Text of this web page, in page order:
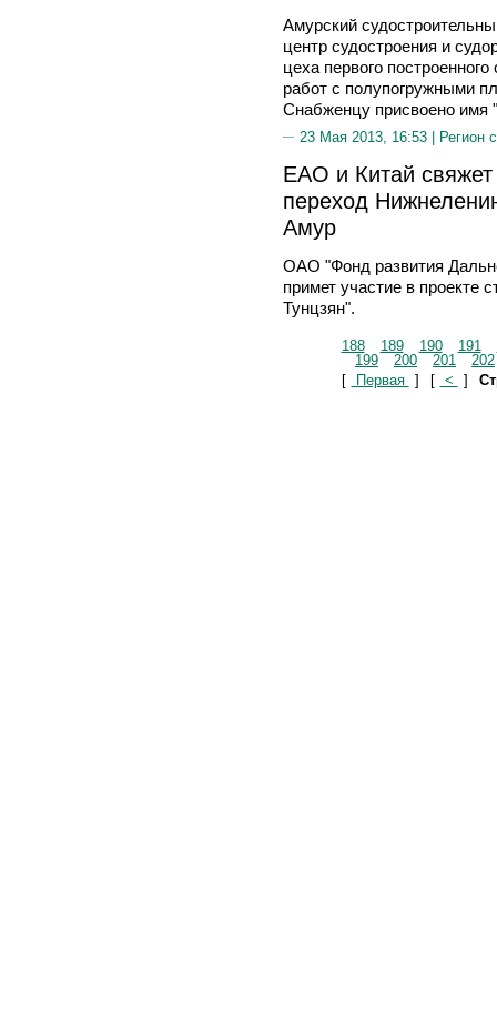
Амурский
центр судостроения и
цеха первого
работ с полупогружными
Снабженцу присвоено имя
23 Мая 2013, 16:53 | Регион
ЕАО и Китай
переход
Амур
ОАО "Фонд развития
примет участие в проекте
Тунцзян".
188 189 190 191
199
200 201
202
[
Первая ] [ < ]